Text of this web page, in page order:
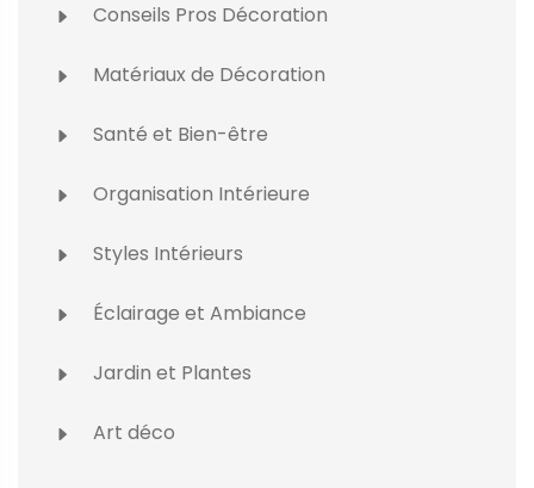
Conseils Pros Décoration
Matériaux de Décoration
Santé et Bien-être
Organisation Intérieure
Styles Intérieurs
Éclairage et Ambiance
Jardin et Plantes
Art déco